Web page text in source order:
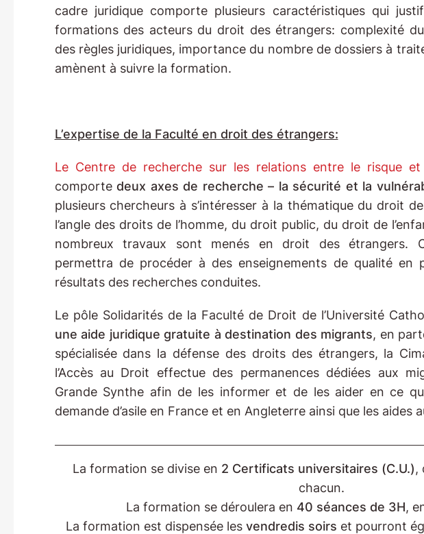
cadre juridique comporte plusieurs caractéristiques qui
formations des acteurs du droit des étrangers: complexité
des règles juridiques, importance du nombre de dossiers à
amènent à suivre la formation.
L’expertise de la Faculté en droit des étrangers:
Le Centre de recherche sur les relations entre le risque
comporte deux axes de recherche – la sécurité et la
plusieurs chercheurs à s’intéresser à la thématique du droit
l’angle des droits de l’homme, du droit public, du droit de
nombreux travaux sont menés en droit des étrangers.
permettra de procéder à des enseignements de qualité en
résultats des recherches conduites.
Le pôle Solidarités de la Faculté de Droit de l’Université
une aide juridique gratuite à destination des migrants, en
spécialisée dans la défense des droits des étrangers, la
l’Accès au Droit effectue des permanences dédiées aux
Grande Synthe afin de les informer et de les aider en ce
demande d’asile en France et en Angleterre ainsi que les aides
La formation se divise en 2 Certificats universitaires (C.U.),
chacun.
La formation se déroulera en 40 séances de 3H,
La formation est dispensée les vendredis soirs et pourront